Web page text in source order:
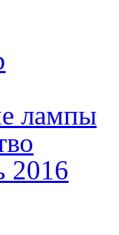
лампы
2016